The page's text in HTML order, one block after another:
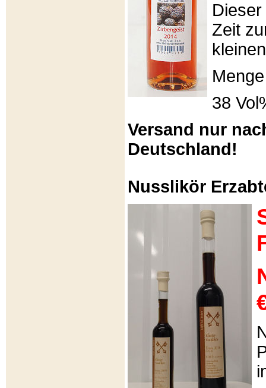
Zeit
38
Versand nur
Deutschland!
Nusslikör